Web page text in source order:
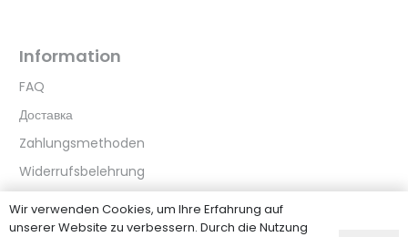
Information
FAQ
Доставка
Zahlungsmethoden
Widerrufsbelehrung
Wir verwenden Cookies, um Ihre Erfahrung auf
unserer Website zu verbessern. Durch die Nutzung